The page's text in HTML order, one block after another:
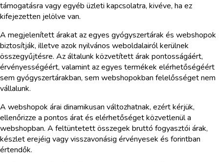
támogatásra vagy egyéb üzleti kapcsolatra, kivéve, ha ez
kifejezetten jelölve van.
A megjelenített árakat az egyes gyógyszertárak és webshopok
biztosítják, illetve azok nyilvános weboldalairól kerülnek
összegyűjtésre. Az általunk közvetített árak pontosságáért,
érvényességéért, valamint az egyes termékek elérhetőségéért
sem gyógyszertárakban, sem webshopokban felelősséget nem
vállalunk.
A webshopok árai dinamikusan változhatnak, ezért kérjük,
ellenőrizze a pontos árat és elérhetőséget közvetlenül a
webshopban. A feltüntetett összegek bruttó fogyasztói árak,
készlet erejéig vagy visszavonásig érvényesek és forintban
értendők.